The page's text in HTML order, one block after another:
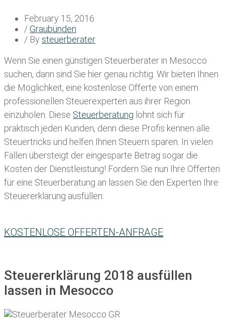
February 15, 2016
/Graubünden
/ By steuerberater
Wenn Sie einen günstigen Steuerberater in Mesocco
suchen, dann sind Sie hier genau richtig. Wir bieten Ihnen
die Möglichkeit, eine kostenlose Offerte von einem
professionellen Steuerexperten aus ihrer Region
einzuholen. Diese Steuerberatung lohnt sich für
praktisch jeden Kunden, denn diese Profis kennen alle
Steuertricks und helfen Ihnen Steuern sparen. In vielen
Fällen übersteigt der eingesparte Betrag sogar die
Kosten der Dienstleistung! Fordern Sie nun Ihre Offerten
für eine Steuerberatung an lassen Sie den Experten Ihre
Steuererklärung ausfüllen:
KOSTENLOSE OFFERTEN-ANFRAGE
Steuererklärung 2018 ausfüllen
lassen in Mesocco